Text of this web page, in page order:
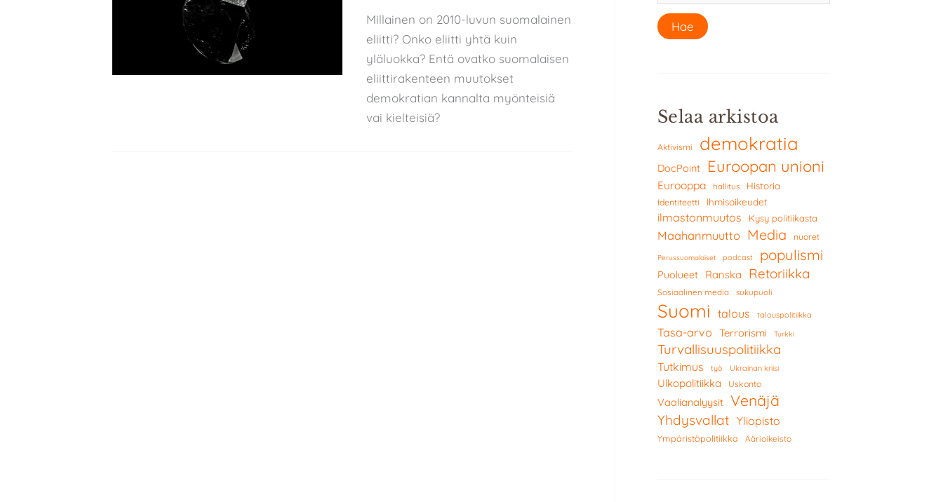
Millainen on 2010-luvun suomalainen
eliitti? Onko eliitti yhtä kuin
yläluokka? Entä ovatko suomalaisen
eliittirakenteen muutokset
demokratian kannalta myönteisiä
vai kielteisiä?
Selaa arkistoa
Aktivismi demokratia
DocPoint Euroopan unioni
Eurooppa hallitus Historia
Identiteetti Ihmisoikeudet
ilmastonmuutos Kysy politiikasta
Maahanmuutto Media nuoret
Perussuomalaiset podcast populismi
Puolueet Ranska Retoriikka
Sosiaalinen media sukupuoli
Suomi talous talouspolitiikka
Tasa-arvo Terrorismi Turkki
Turvallisuuspolitiikka
Tutkimus työ Ukrainan kriisi
Ulkopolitiikka Uskonto
Vaalianalyysit Venäjä
Yhdysvallat Yliopisto
Ympäristöpolitiikka Äärioikeisto